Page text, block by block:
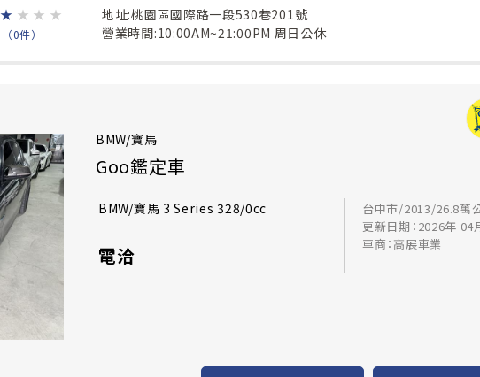
★ ★ ★ ★
（0件）
地址:桃園區國際路一段530巷201號
營業時間:10:00AM~21:00PM 周日公休
BMW/寶馬
Goo鑑定車
BMW/寶馬 3 Series 328/0cc
電洽
台中市/2013/26.8萬
更新日期：2026年 04
車商：高展車業